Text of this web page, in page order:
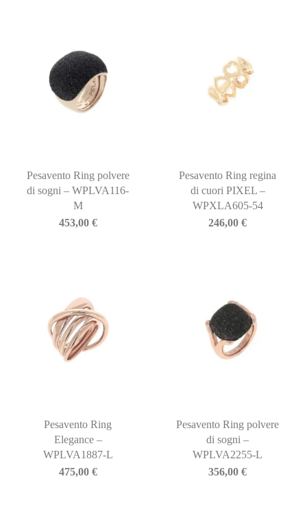
Pesavento Ring polvere
di sogni – WPLVA116-
M
453,00 €
Pesavento Ring regina
di cuori PIXEL –
WPXLA605-54
246,00€
Pesavento Ring
Elegance –
WPLVA1887-L
475,00 €
Pesavento Ring polvere
di sogni –
WPLVA2255-L
356,00€